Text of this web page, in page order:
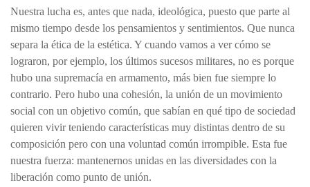
Nuestra lucha es, antes que nada, ideológica, puesto que parte al
mismo tiempo desde los pensamientos y sentimientos. Que nunca
separa la ética de la estética. Y cuando vamos a ver cómo se
lograron, por ejemplo, los últimos sucesos militares, no es porque
hubo una supremacía en armamento, más bien fue siempre lo
contrario. Pero hubo una cohesión, la unión de un movimiento
social con un objetivo común, que sabían en qué tipo de sociedad
quieren vivir teniendo características muy distintas dentro de su
composición pero con una voluntad común irrompible. Esta fue
nuestra fuerza: mantenernos unidas en las diversidades con la
liberación como punto de unión.